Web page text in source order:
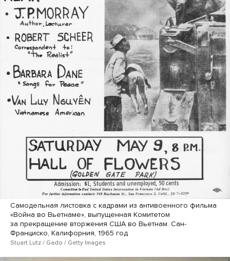
Самодельная листовка с кадрами из антивоенного фильма
«Война во Вьетнаме», выпущенная Комитетом
за прекращение вторжения США во Вьетнам. Сан-
Франциско, Калифорния, 1965 год
Stuart Lutz / Gado / Getty Images